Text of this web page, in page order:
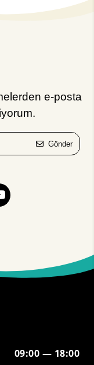
e-posta
Gönder
09:00 — 18:00